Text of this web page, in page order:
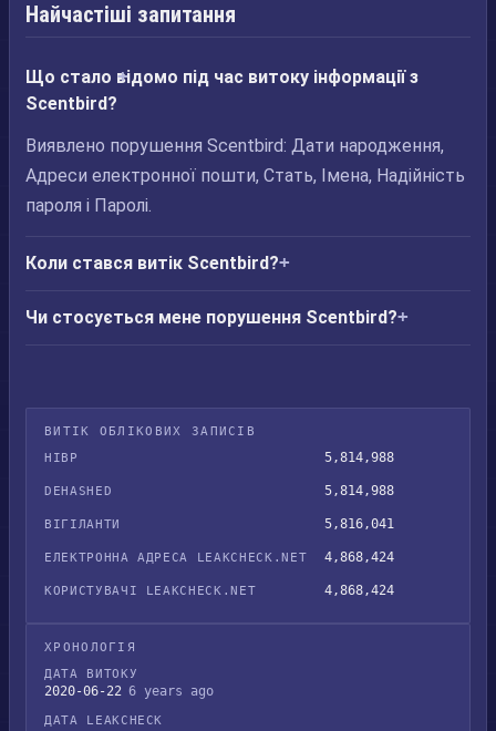
Найчастіші запитання
Що стало відомо під час витоку інформації з
Scentbird?
Виявлено порушення Scentbird: Дати народження,
Адреси електронної пошти, Стать, Імена, Надійність
пароля і Паролі.
Коли стався витік Scentbird?
Чи стосується мене порушення Scentbird?
ВИТІК ОБЛІКОВИХ ЗАПИСІВ
HIBP
5,814,988
DEHASHED 5,814,988
ВІГІЛАНТИ 5,816,041
ЕЛЕКТРОННА АДРЕСА LEAKCHECK.NET 4,868,424
КОРИСТУВАЧІ LEAKCHECK.NET 4,868,424
ХРОНОЛОГІЯ
ДАТА ВИТОКУ
2020-06-22 6 years ago
ДАТА LEAKCHECK